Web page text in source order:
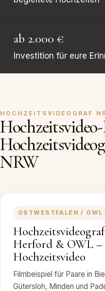
ab 2.000 €
Investition für eure
HOCHZEITSVIDEOGRAF
NRW
OSTWESTFALEN / OWL
Herford & OWL –
Hochzeitsvideo
Filmbeispiel für Paare in
Gütersloh, Minden und